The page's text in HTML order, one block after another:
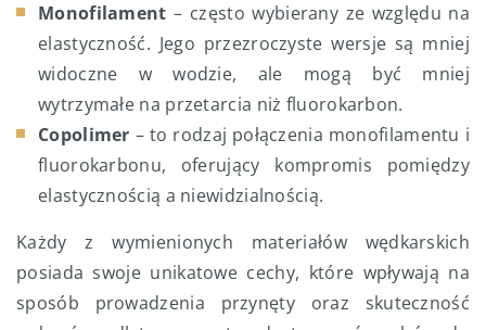
Monofilament – często wybierany ze względu na
elastyczność. Jego przezroczyste wersje są mniej
widoczne w wodzie, ale mogą być mniej
wytrzymałe na przetarcia niż fluorokarbon.
Copolimer – to rodzaj połączenia monofilamentu i
fluorokarbonu, oferujący kompromis pomiędzy
elastycznością a niewidzialnością.
Każdy z wymienionych materiałów wędkarskich
posiada swoje unikatowe cechy, które wpływają na
sposób prowadzenia przynęty oraz skuteczność